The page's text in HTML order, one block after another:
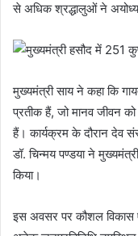
से अधिक श्रद्धालुओं ने
मुख्यमंत्री साय ने कहा कि
प्रतीक हैं, जो मानव जीवन
हैं। कार्यक्रम के दौरान देव
डॉ. चिन्मय पण्डया ने
किया।
इस अवसर पर कौशल विकास